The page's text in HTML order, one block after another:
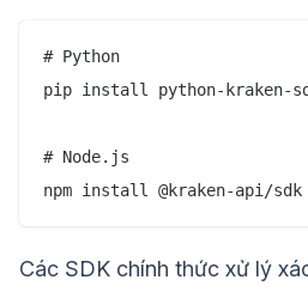
# Python
pip install python-kraken-
# Node.js
Các SDK chính thức xử lý